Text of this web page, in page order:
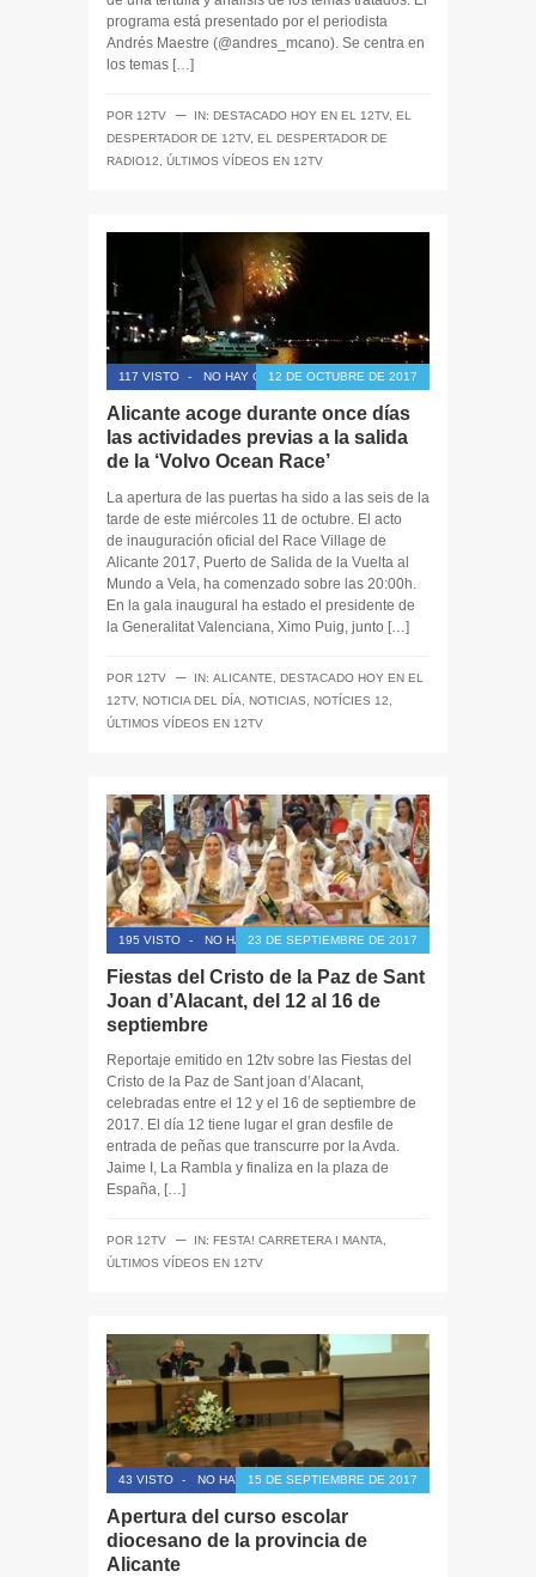
programa está presentado por el periodista
Andrés Maestre (@andres_mcano). Se centra en
los temas […]
POR 12TV ─ IN: DESTACADO HOY EN EL 12TV, EL
DESPERTADOR DE 12TV, EL DESPERTADOR DE
RADIO12
ÚLTIMOS VÍDEOS EN 12TV
117 VISTO - NO HAY COMENTARIOS
12 DE OCTUBRE DE 2017
Alicante acoge durante once días
las actividades previas a la salida
de la ‘Volvo Ocean Race’
La apertura de las puertas ha sido a las seis de la
tarde de este miércoles 11 de octubre. El acto
de inauguración oficial del Race Village de
Alicante 2017, Puerto de Salida de la Vuelta al
Mundo a Vela, ha comenzado sobre las 20:00h.
En la gala inaugural ha estado el presidente de
la Generalitat Valenciana, Ximo Puig, junto […]
POR 12TV ─ IN: ALICANTE
DESTACADO HOY EN EL
12TV, NOTICIA DEL DÍA NOTICIAS NOTÍCIES 12
ÚLTIMOS VÍDEOS EN 12TV
195 VISTO - NO HAY COMENTARIOS
23 DE SEPTIEMBRE DE 2017
Fiestas del Cristo de la Paz de Sant
Joan d’Alacant, del 12 al 16 de
septiembre
Reportaje emitido en 12tv sobre las Fiestas del
Cristo de la Paz de Sant joan d’Alacant,
celebradas entre el 12 y el 16 de septiembre de
2017. El día 12 tiene lugar el gran desfile de
entrada de peñas que transcurre por la Avda.
Jaime I, La Rambla y finaliza en la plaza de
España, […]
POR 12TV ─ IN: FESTA! CARRETERA I MANTA,
ÚLTIMOS VÍDEOS EN 12TV
43 VISTO - NO HAY COMENTARIOS
15 DE SEPTIEMBRE DE 2017
Apertura del curso escolar
diocesano de la provincia de
Alicante